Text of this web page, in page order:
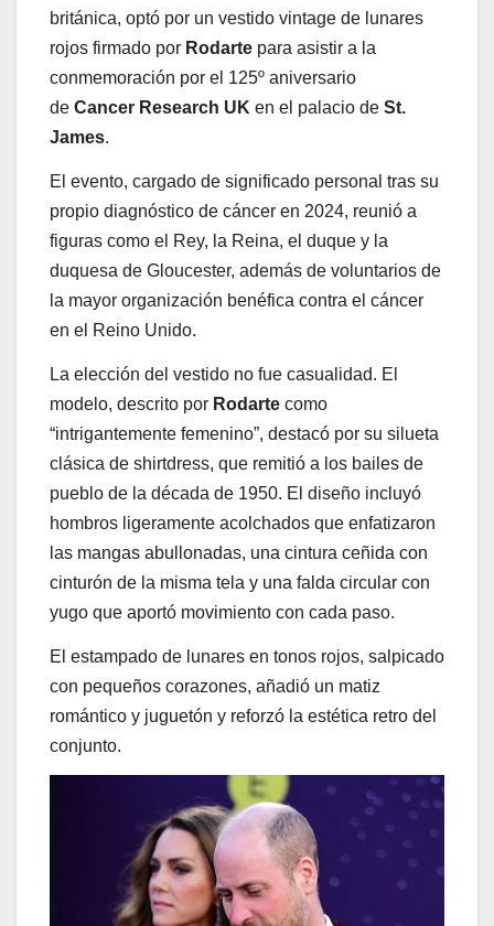
británica, optó por un vestido vintage de lunares
rojos firmado por Rodarte para asistir a la
conmemoración por el 125º aniversario
de Cancer Research UK en el palacio de St.
James.
El evento, cargado de significado personal tras su
propio diagnóstico de cáncer en 2024, reunió a
figuras como el Rey, la Reina, el duque y la
duquesa de Gloucester, además de voluntarios de
la mayor organización benéfica contra el cáncer
en el Reino Unido.
La elección del vestido no fue casualidad. El
modelo, descrito por Rodarte como
“intrigantemente femenino”, destacó por su silueta
clásica de shirtdress, que remitió a los bailes de
pueblo de la década de 1950. El diseño incluyó
hombros ligeramente acolchados que enfatizaron
las mangas abullonadas, una cintura ceñida con
cinturón de la misma tela y una falda circular con
yugo que aportó movimiento con cada paso.
El estampado de lunares en tonos rojos, salpicado
con pequeños corazones, añadió un matiz
romántico y juguetón y reforzó la estética retro del
conjunto.